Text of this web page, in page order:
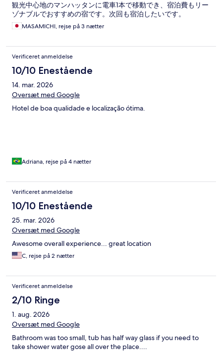
観光中心地のマンハッタンに電車1本で移動でき、宿泊費もリー
ゾナブルでおすすめの宿です。次回も宿泊したいです。
MASAMICHI, rejse på 3 nætter
Verificeret anmeldelse
10/10 Enestående
14. mar. 2026
Oversæt med Google
Hotel de boa qualidade e localização ótima.
Adriana, rejse på 4 nætter
Verificeret anmeldelse
10/10 Enestående
25. mar. 2026
Oversæt med Google
Awesome overall experience... great location
C, rejse på 2 nætter
Verificeret anmeldelse
2/10 Ringe
1. aug. 2026
Oversæt med Google
Bathroom was too small, tub has half way glass if you need to
take shower water gose all over the place....